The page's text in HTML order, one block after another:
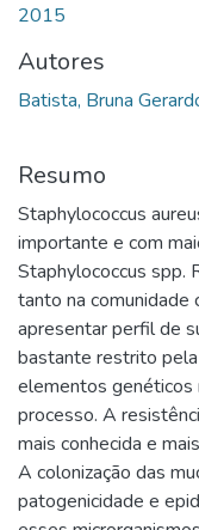
2015
Autores
Batista, Bruna
Resumo
Staphylococcus
importante e com
Staphylococcus spp.
tanto na comunidade
apresentar perfil de
bastante restrito
elementos genéticos
processo. A
mais conhecida e
A colonização das
patogenicidade e